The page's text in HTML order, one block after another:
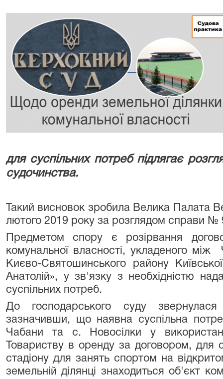
для суспільних потреб підлягає
судочинства.
Такий висновок зробила Велика Палата
лютого 2019 року за розглядом справи №
Предметом спору є розірвання
комунальної власності, укладеного
Києво-Святошинського району
Анатолій», у зв'язку з необхідністю
суспільних потреб.
До господарського суду
зазначивши, що наявна суспільна
Чабани та с. Новосілки у
Товариству в оренду за договором, для
стадіону для занять спортом на
земельній ділянці знаходиться об'єкт